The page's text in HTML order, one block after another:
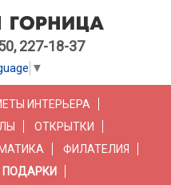
227-18-37
▼
ИНТЕРЬЕРА
ОТКРЫТКИ
ФИЛАТЕЛИЯ
ПОДАРКИ